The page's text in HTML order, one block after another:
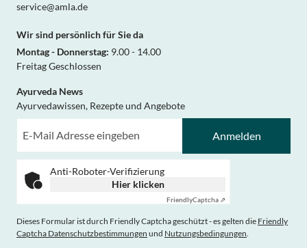
service@amla.de
Wir sind persönlich für Sie da
Montag - Donnerstag: 9.00 - 14.00
Freitag Geschlossen
Ayurveda News
Ayurvedawissen, Rezepte und Angebote
Anmelden
Anti-Roboter-Verifizierung
Hier klicken
FriendlyCaptcha ⇗
Dieses Formular ist durch Friendly Captcha geschützt - es gelten die Friendly
Captcha Datenschutzbestimmungen und Nutzungsbedingungen.